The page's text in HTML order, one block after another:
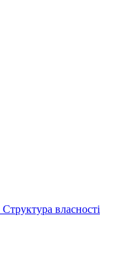
Структура власності